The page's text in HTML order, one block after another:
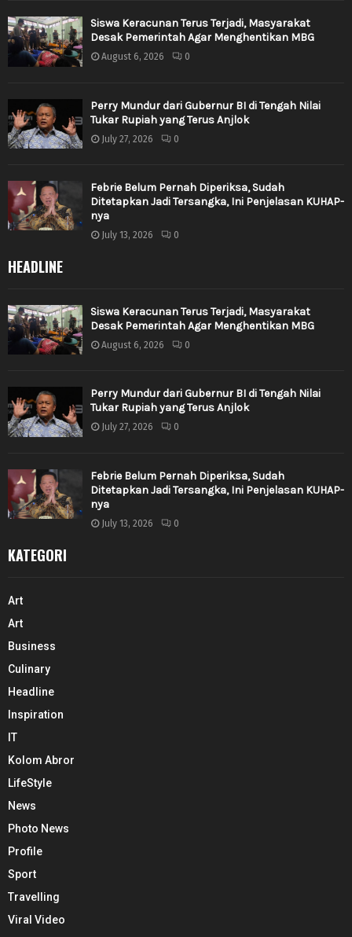
Siswa Keracunan Terus Terjadi, Masyarakat
Desak Pemerintah Agar Menghentikan MBG
August 6, 2026 0
Perry Mundur dari Gubernur BI di Tengah Nilai
Tukar Rupiah yang Terus Anjlok
July 27, 2026 0
Febrie Belum Pernah Diperiksa, Sudah
Ditetapkan Jadi Tersangka, Ini Penjelasan KUHAP-
nya
July 13, 2026 0
HEADLINE
Siswa Keracunan Terus Terjadi, Masyarakat
Desak Pemerintah Agar Menghentikan MBG
August 6, 2026 0
Perry Mundur dari Gubernur BI di Tengah Nilai
Tukar Rupiah yang Terus Anjlok
July 27, 2026 0
Febrie Belum Pernah Diperiksa, Sudah
Ditetapkan Jadi Tersangka, Ini Penjelasan KUHAP-
nya
July 13, 2026 0
KATEGORI
Art
Art
Business
Culinary
Headline
Inspiration
IT
Kolom Abror
LifeStyle
News
Photo News
Profile
Sport
Travelling
Viral Video